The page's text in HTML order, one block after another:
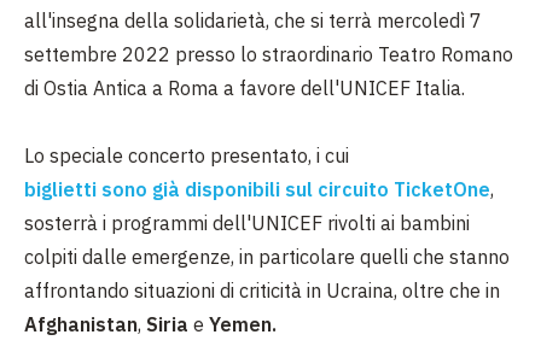
all'insegna della solidarietà, che si terrà mercoledì 7
settembre 2022 presso lo straordinario Teatro Romano
di Ostia Antica a Roma a favore dell'UNICEF Italia.
Lo speciale concerto presentato, i cui
biglietti sono già disponibili sul circuito TicketOne,
sosterrà i programmi dell'UNICEF rivolti ai bambini
colpiti dalle emergenze, in particolare quelli che stanno
affrontando situazioni di criticità in Ucraina, oltre che in
Afghanistan, Siria e Yemen.